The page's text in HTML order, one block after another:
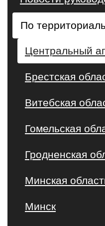
По
Центральный
Брестская
Витебская
Гомельская
Гродненская
Минская
Минск